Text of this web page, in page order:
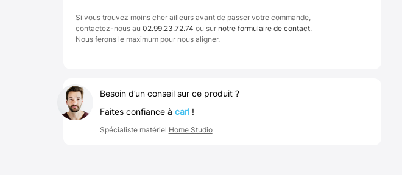
Si vous trouvez moins cher ailleurs avant de passer votre commande,
contactez-nous au 02.99.23.72.74 ou sur notre formulaire de contact.
Nous ferons le maximum pour nous aligner.
Besoin d’un conseil sur ce produit ?
Faites confiance à carl!
Spécialiste matériel Home Studio